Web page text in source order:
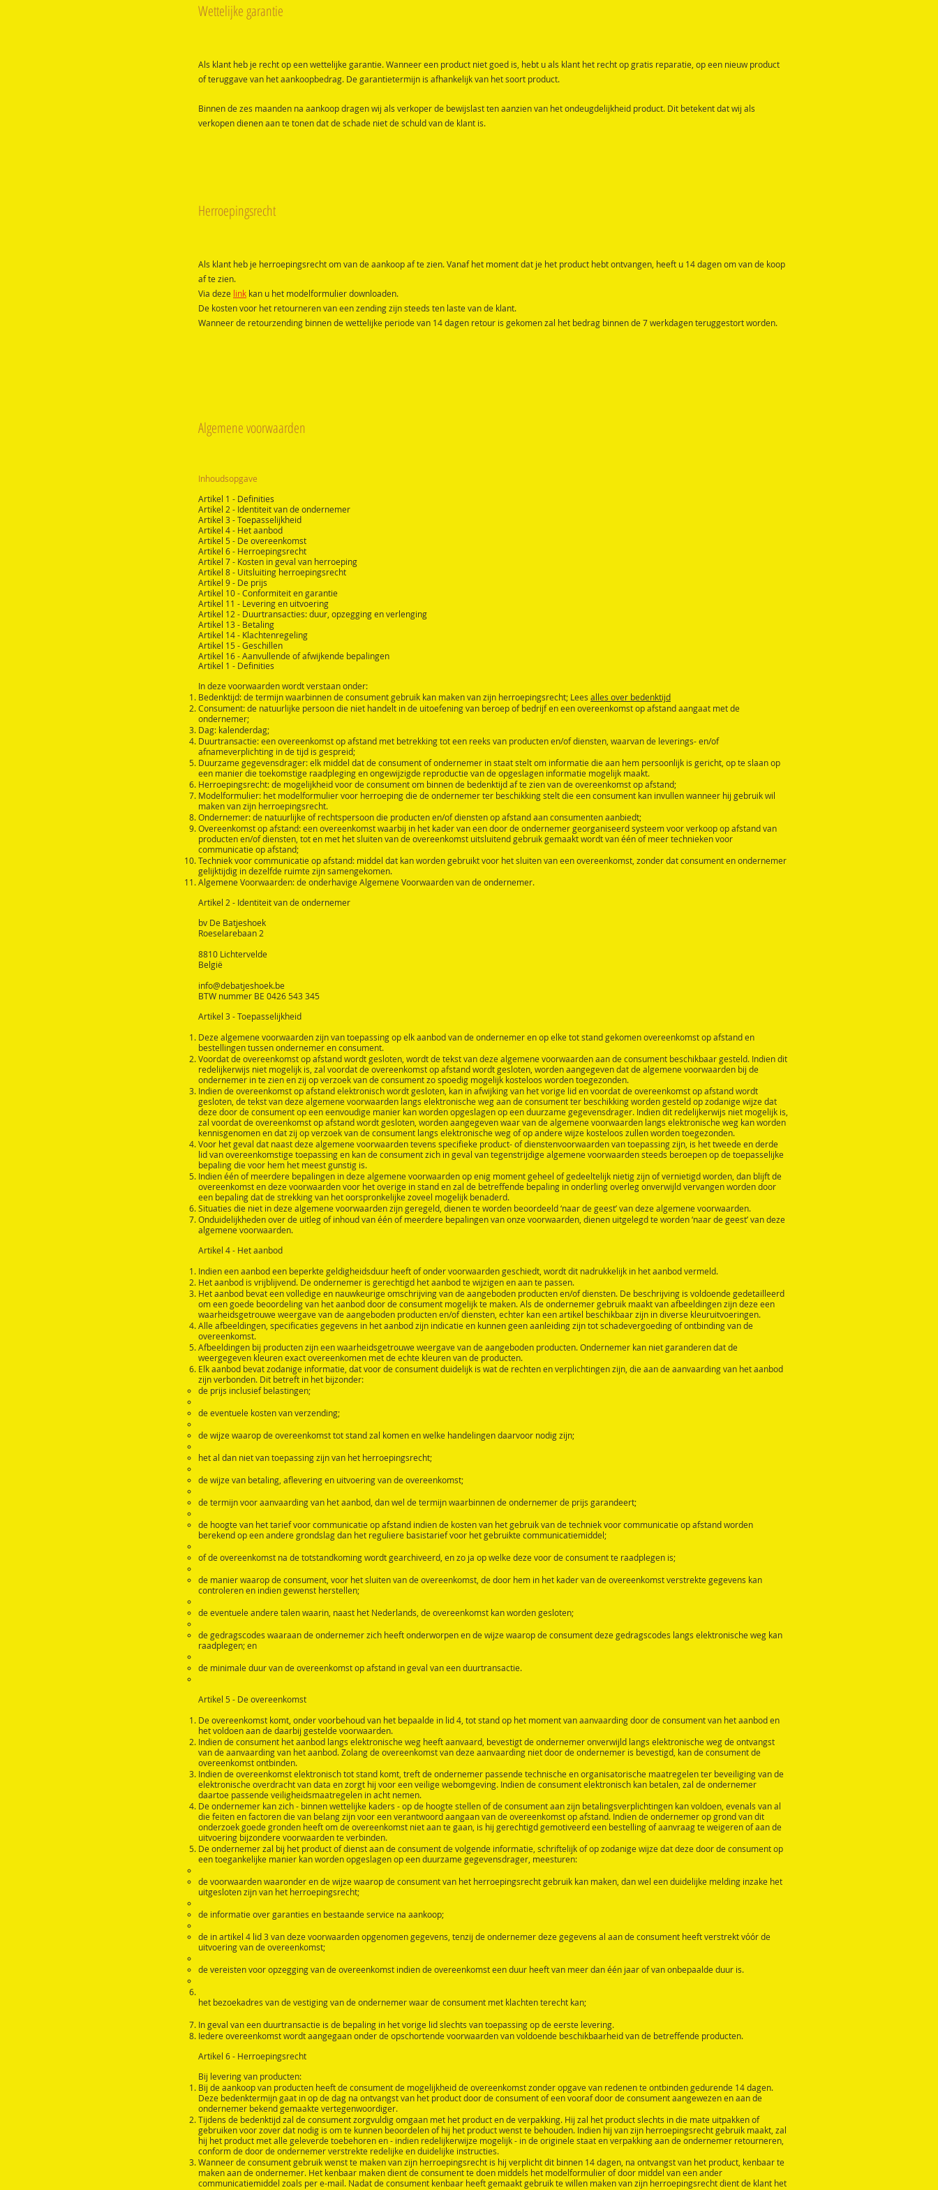
Wettelijke garantie
Als klant heb je recht op een wettelijke garantie. Wanneer een product niet goed is, hebt u als klant het recht op gratis reparatie, op een nieuw product
of teruggave van het aankoopbedrag. De garantietermijn is afhankelijk van het soort product.
Binnen de zes maanden na aankoop dragen wij als verkoper de bewijslast ten aanzien van het ondeugdelijkheid product. Dit betekent dat wij als
verkopen dienen aan te tonen dat de schade niet de schuld van de klant is.
Herroepingsrecht
Als klant heb je herroepingsrecht om van de aankoop af te zien. Vanaf het moment dat je het product hebt ontvangen, heeft u 14 dagen om van de koop
af te zien.
Via deze link kan u het modelformulier downloaden.
De kosten voor het retourneren van een zending zijn steeds ten laste van de klant.
Wanneer de retourzending binnen de wettelijke periode van 14 dagen retour is gekomen zal het bedrag binnen de 7 werkdagen teruggestort worden.
Algemene voorwaarden
Inhoudsopgave
Artikel 1 - Definities
Artikel 2 - Identiteit van de ondernemer
Artikel 3 - Toepasselijkheid
Artikel 4 - Het aanbod
Artikel 5 - De overeenkomst
Artikel 6 - Herroepingsrecht
Artikel 7 - Kosten in geval van herroeping
Artikel 8 - Uitsluiting herroepingsrecht
Artikel 9 - De prijs
Artikel 10 - Conformiteit en garantie
Artikel 11 - Levering en uitvoering
Artikel 12 - Duurtransacties: duur, opzegging en verlenging
Artikel 13 - Betaling
Artikel 14 - Klachtenregeling
Artikel 15 - Geschillen
Artikel 16 - Aanvullende of afwijkende bepalingen
Artikel 1 - Definities
In deze voorwaarden wordt verstaan onder:
Bedenktijd: de termijn waarbinnen de consument gebruik kan maken van zijn herroepingsrecht; Lees alles over bedenktijd
Consument: de natuurlijke persoon die niet handelt in de uitoefening van beroep of bedrijf en een overeenkomst op afstand aangaat met de
ondernemer;
Dag: kalenderdag;
Duurtransactie: een overeenkomst op afstand met betrekking tot een reeks van producten en/of diensten, waarvan de leverings- en/of
afnameverplichting in de tijd is gespreid;
Duurzame gegevensdrager: elk middel dat de consument of ondernemer in staat stelt om informatie die aan hem persoonlijk is gericht, op te slaan op
een manier die toekomstige raadpleging en ongewijzigde reproductie van de opgeslagen informatie mogelijk maakt.
Herroepingsrecht: de mogelijkheid voor de consument om binnen de bedenktijd af te zien van de overeenkomst op afstand;
Modelformulier: het modelformulier voor herroeping die de ondernemer ter beschikking stelt die een consument kan invullen wanneer hij gebruik wil
maken van zijn herroepingsrecht.
Ondernemer: de natuurlijke of rechtspersoon die producten en/of diensten op afstand aan consumenten aanbiedt;
Overeenkomst op afstand: een overeenkomst waarbij in het kader van een door de ondernemer georganiseerd systeem voor verkoop op afstand van
producten en/of diensten, tot en met het sluiten van de overeenkomst uitsluitend gebruik gemaakt wordt van één of meer technieken voor
communicatie op afstand;
Techniek voor communicatie op afstand: middel dat kan worden gebruikt voor het sluiten van een overeenkomst, zonder dat consument en ondernemer
gelijktijdig in dezelfde ruimte zijn samengekomen.
Algemene Voorwaarden: de onderhavige Algemene Voorwaarden van de ondernemer.
Artikel 2 - Identiteit van de ondernemer
bv De Batjeshoek
Roeselarebaan 2
8810 Lichtervelde
België
info@debatjeshoek.be
BTW nummer BE 0426 543 345
Artikel 3 - Toepasselijkheid
Deze algemene voorwaarden zijn van toepassing op elk aanbod van de ondernemer en op elke tot stand gekomen overeenkomst op afstand en
bestellingen tussen ondernemer en consument.
Voordat de overeenkomst op afstand wordt gesloten, wordt de tekst van deze algemene voorwaarden aan de consument beschikbaar gesteld. Indien dit
redelijkerwijs niet mogelijk is, zal voordat de overeenkomst op afstand wordt gesloten, worden aangegeven dat de algemene voorwaarden bij de
ondernemer in te zien en zij op verzoek van de consument zo spoedig mogelijk kosteloos worden toegezonden.
Indien de overeenkomst op afstand elektronisch wordt gesloten, kan in afwijking van het vorige lid en voordat de overeenkomst op afstand wordt
gesloten, de tekst van deze algemene voorwaarden langs elektronische weg aan de consument ter beschikking worden gesteld op zodanige wijze dat
deze door de consument op een eenvoudige manier kan worden opgeslagen op een duurzame gegevensdrager. Indien dit redelijkerwijs niet mogelijk is,
zal voordat de overeenkomst op afstand wordt gesloten, worden aangegeven waar van de algemene voorwaarden langs elektronische weg kan worden
kennisgenomen en dat zij op verzoek van de consument langs elektronische weg of op andere wijze kosteloos zullen worden toegezonden.
Voor het geval dat naast deze algemene voorwaarden tevens specifieke product- of dienstenvoorwaarden van toepassing zijn, is het tweede en derde
lid van overeenkomstige toepassing en kan de consument zich in geval van tegenstrijdige algemene voorwaarden steeds beroepen op de toepasselijke
bepaling die voor hem het meest gunstig is.
Indien één of meerdere bepalingen in deze algemene voorwaarden op enig moment geheel of gedeeltelijk nietig zijn of vernietigd worden, dan blijft de
overeenkomst en deze voorwaarden voor het overige in stand en zal de betreffende bepaling in onderling overleg onverwijld vervangen worden door
een bepaling dat de strekking van het oorspronkelijke zoveel mogelijk benaderd.
Situaties die niet in deze algemene voorwaarden zijn geregeld, dienen te worden beoordeeld ‘naar de geest’ van deze algemene voorwaarden.
Onduidelijkheden over de uitleg of inhoud van één of meerdere bepalingen van onze voorwaarden, dienen uitgelegd te worden ‘naar de geest’ van deze
algemene voorwaarden.
Artikel 4 - Het aanbod
Indien een aanbod een beperkte geldigheidsduur heeft of onder voorwaarden geschiedt, wordt dit nadrukkelijk in het aanbod vermeld.
Het aanbod is vrijblijvend. De ondernemer is gerechtigd het aanbod te wijzigen en aan te passen.
Het aanbod bevat een volledige en nauwkeurige omschrijving van de aangeboden producten en/of diensten. De beschrijving is voldoende gedetailleerd
om een goede beoordeling van het aanbod door de consument mogelijk te maken. Als de ondernemer gebruik maakt van afbeeldingen zijn deze een
waarheidsgetrouwe weergave van de aangeboden producten en/of diensten, echter kan een artikel beschikbaar zijn in diverse kleuruitvoeringen.
Alle afbeeldingen, specificaties gegevens in het aanbod zijn indicatie en kunnen geen aanleiding zijn tot schadevergoeding of ontbinding van de
overeenkomst.
Afbeeldingen bij producten zijn een waarheidsgetrouwe weergave van de aangeboden producten. Ondernemer kan niet garanderen dat de
weergegeven kleuren exact overeenkomen met de echte kleuren van de producten.
Elk aanbod bevat zodanige informatie, dat voor de consument duidelijk is wat de rechten en verplichtingen zijn, die aan de aanvaarding van het aanbod
zijn verbonden. Dit betreft in het bijzonder:
de prijs inclusief belastingen;
de eventuele kosten van verzending;
de wijze waarop de overeenkomst tot stand zal komen en welke handelingen daarvoor nodig zijn;
het al dan niet van toepassing zijn van het herroepingsrecht;
de wijze van betaling, aflevering en uitvoering van de overeenkomst;
de termijn voor aanvaarding van het aanbod, dan wel de termijn waarbinnen de ondernemer de prijs garandeert;
de hoogte van het tarief voor communicatie op afstand indien de kosten van het gebruik van de techniek voor communicatie op afstand worden
berekend op een andere grondslag dan het reguliere basistarief voor het gebruikte communicatiemiddel;
of de overeenkomst na de totstandkoming wordt gearchiveerd, en zo ja op welke deze voor de consument te raadplegen is;
de manier waarop de consument, voor het sluiten van de overeenkomst, de door hem in het kader van de overeenkomst verstrekte gegevens kan
controleren en indien gewenst herstellen;
de eventuele andere talen waarin, naast het Nederlands, de overeenkomst kan worden gesloten;
de gedragscodes waaraan de ondernemer zich heeft onderworpen en de wijze waarop de consument deze gedragscodes langs elektronische weg kan
raadplegen; en
de minimale duur van de overeenkomst op afstand in geval van een duurtransactie.
Artikel 5 - De overeenkomst
De overeenkomst komt, onder voorbehoud van het bepaalde in lid 4, tot stand op het moment van aanvaarding door de consument van het aanbod en
het voldoen aan de daarbij gestelde voorwaarden.
Indien de consument het aanbod langs elektronische weg heeft aanvaard, bevestigt de ondernemer onverwijld langs elektronische weg de ontvangst
van de aanvaarding van het aanbod. Zolang de overeenkomst van deze aanvaarding niet door de ondernemer is bevestigd, kan de consument de
overeenkomst ontbinden.
Indien de overeenkomst elektronisch tot stand komt, treft de ondernemer passende technische en organisatorische maatregelen ter beveiliging van de
elektronische overdracht van data en zorgt hij voor een veilige webomgeving. Indien de consument elektronisch kan betalen, zal de ondernemer
daartoe passende veiligheidsmaatregelen in acht nemen.
De ondernemer kan zich - binnen wettelijke kaders - op de hoogte stellen of de consument aan zijn betalingsverplichtingen kan voldoen, evenals van al
die feiten en factoren die van belang zijn voor een verantwoord aangaan van de overeenkomst op afstand. Indien de ondernemer op grond van dit
onderzoek goede gronden heeft om de overeenkomst niet aan te gaan, is hij gerechtigd gemotiveerd een bestelling of aanvraag te weigeren of aan de
uitvoering bijzondere voorwaarden te verbinden.
De ondernemer zal bij het product of dienst aan de consument de volgende informatie, schriftelijk of op zodanige wijze dat deze door de consument op
een toegankelijke manier kan worden opgeslagen op een duurzame gegevensdrager, meesturen:
de voorwaarden waaronder en de wijze waarop de consument van het herroepingsrecht gebruik kan maken, dan wel een duidelijke melding inzake het
uitgesloten zijn van het herroepingsrecht;
de informatie over garanties en bestaande service na aankoop;
de in artikel 4 lid 3 van deze voorwaarden opgenomen gegevens, tenzij de ondernemer deze gegevens al aan de consument heeft verstrekt vóór de
uitvoering van de overeenkomst;
de vereisten voor opzegging van de overeenkomst indien de overeenkomst een duur heeft van meer dan één jaar of van onbepaalde duur is.
het bezoekadres van de vestiging van de ondernemer waar de consument met klachten terecht kan;
In geval van een duurtransactie is de bepaling in het vorige lid slechts van toepassing op de eerste levering.
Iedere overeenkomst wordt aangegaan onder de opschortende voorwaarden van voldoende beschikbaarheid van de betreffende producten.
Artikel 6 - Herroepingsrecht
Bij levering van producten:
Bij de aankoop van producten heeft de consument de mogelijkheid de overeenkomst zonder opgave van redenen te ontbinden gedurende 14 dagen.
Deze bedenktermijn gaat in op de dag na ontvangst van het product door de consument of een vooraf door de consument aangewezen en aan de
ondernemer bekend gemaakte vertegenwoordiger.
Tijdens de bedenktijd zal de consument zorgvuldig omgaan met het product en de verpakking. Hij zal het product slechts in die mate uitpakken of
gebruiken voor zover dat nodig is om te kunnen beoordelen of hij het product wenst te behouden. Indien hij van zijn herroepingsrecht gebruik maakt, zal
hij het product met alle geleverde toebehoren en - indien redelijkerwijze mogelijk - in de originele staat en verpakking aan de ondernemer retourneren,
conform de door de ondernemer verstrekte redelijke en duidelijke instructies.
Wanneer de consument gebruik wenst te maken van zijn herroepingsrecht is hij verplicht dit binnen 14 dagen, na ontvangst van het product, kenbaar te
maken aan de ondernemer. Het kenbaar maken dient de consument te doen middels het modelformulier of door middel van een ander
communicatiemiddel zoals per e-mail. Nadat de consument kenbaar heeft gemaakt gebruik te willen maken van zijn herroepingsrecht dient de klant het